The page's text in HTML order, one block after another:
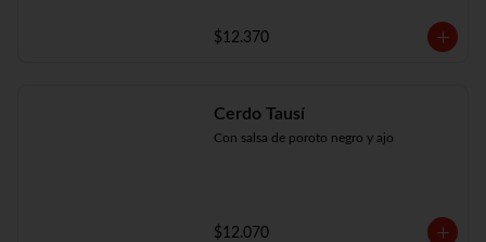
$12.370
Cerdo Tausí
Con salsa de poroto negro y ajo
$12.070